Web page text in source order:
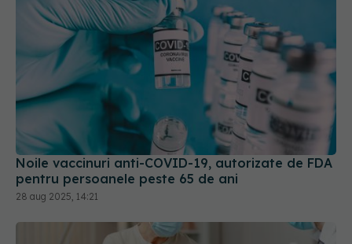
Noile vaccinuri anti-COVID-19, autorizate de FDA
pentru persoanele peste 65 de ani
28 aug 2025, 14:21